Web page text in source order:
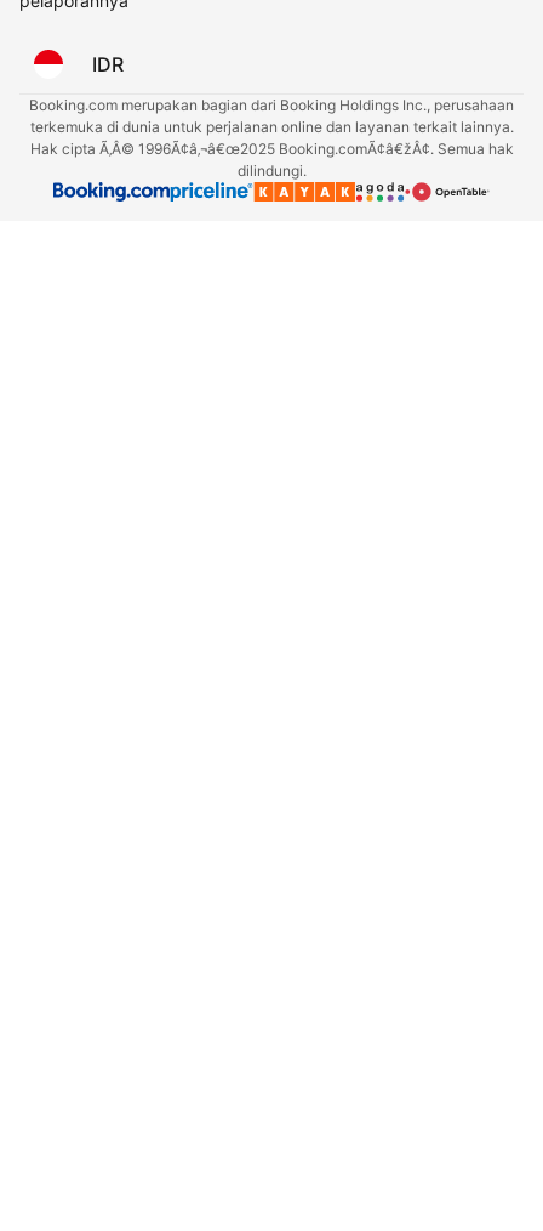
IDR
Booking.com merupakan bagian dari Booking Holdings Inc., perusahaan
terkemuka di dunia untuk perjalanan online dan layanan terkait lainnya.
Hak cipta Ã‚Â© 1996Ã¢â‚¬â€œ2025 Booking.comÃ¢â€žÂ¢. Semua hak
dilindungi.